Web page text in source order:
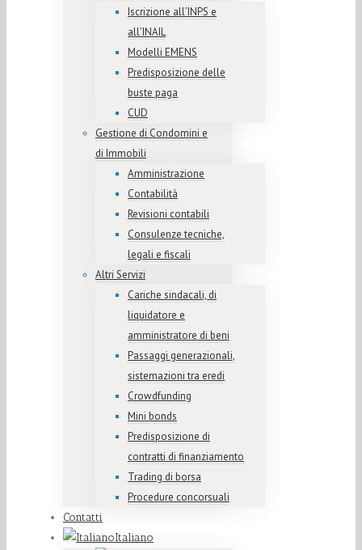
Iscrizione all’INPS e
all’INAIL
Modelli EMENS
Predisposizione delle
buste paga
CUD
Gestione di Condomini e
di Immobili
Amministrazione
Contabilità
Revisioni contabili
Consulenze tecniche,
legali e fiscali
Altri Servizi
Cariche sindacali, di
liquidatore e
amministratore di beni
Passaggi generazionali,
sistemazioni tra eredi
Crowdfunding
Mini bonds
Predisposizione di
contratti di finanziamento
Trading di borsa
Procedure concorsuali
Contatti
Italiano